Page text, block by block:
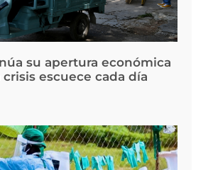
su apertura económica
escuece cada día